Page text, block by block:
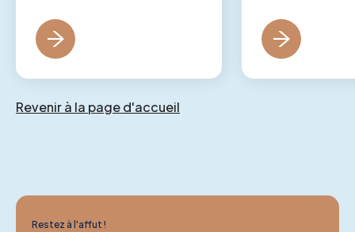
Revenir à la page d'accueil
Restez à l'affut !